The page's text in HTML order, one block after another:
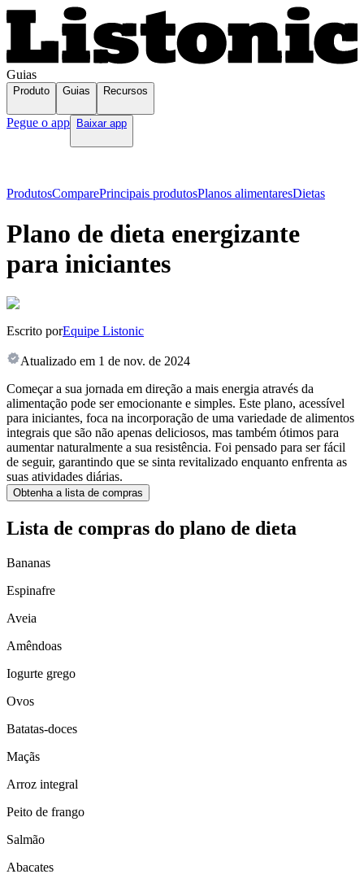
Guias
Produto Guias Recursos
Pegue o app Baixar app
ProdutosComparePrincipais produtosPlanos alimentaresDietas
Plano de dieta energizante
para iniciantes
Escrito porEquipe Listonic
Atualizado em 1 de nov. de 2024
Começar a sua jornada em direção a mais energia através da
alimentação pode ser emocionante e simples. Este plano, acessível
para iniciantes, foca na incorporação de uma variedade de alimentos
integrais que são não apenas deliciosos, mas também ótimos para
aumentar naturalmente a sua resistência. Foi pensado para ser fácil
de seguir, garantindo que se sinta revitalizado enquanto enfrenta as
suas atividades diárias.
Obtenha a lista de compras
Lista de compras do plano de dieta
Bananas
Espinafre
Aveia
Amêndoas
Iogurte grego
Ovos
Batatas-doces
Maçãs
Arroz integral
Peito de frango
Salmão
Abacates